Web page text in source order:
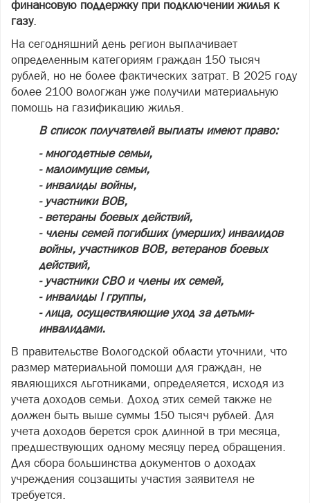
финансовую поддержку при подключении жилья к
газу.
На сегодняшний день регион выплачивает
определенным категориям граждан 150 тысяч
рублей, но не более фактических затрат. В 2025 году
более 2100 вологжан уже получили материальную
помощь на газификацию жилья.
В список получателей выплаты имеют право:
- многодетные семьи,
- малоимущие семьи,
- инвалиды войны,
- участники ВОВ,
- ветераны боевых действий,
- члены семей погибших (умерших) инвалидов
войны, участников ВОВ, ветеранов боевых
действий,
- участники СВО и члены их семей,
- инвалиды I группы,
- лица, осуществляющие уход за детьми-
инвалидами.
В правительстве Вологодской области уточнили, что
размер материальной помощи для граждан, не
являющихся льготниками, определяется, исходя из
учета доходов семьи. Доход этих семей также не
должен быть выше суммы 150 тысяч рублей. Для
учета доходов берется срок длинной в три месяца,
предшествующих одному месяцу перед обращения.
Для сбора большинства документов о доходах
учреждения соцзащиты участия заявителя не
требуется.